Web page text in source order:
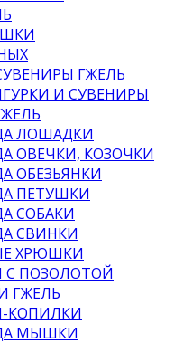
ГЖЕЛЬ
И СУВЕНИРЫ
ЛОШАДКИ
ОВЕЧКИ, КОЗОЧКИ
ОБЕЗЬЯНКИ
ПЕТУШКИ
СОБАКИ
СВИНКИ
ХРЮШКИ
С ПОЗОЛОТОЙ
ГЖЕЛЬ
КОПИЛКИ
МЫШКИ